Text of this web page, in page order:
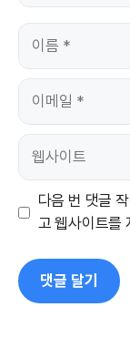
이
이
일
웹
트
다음 번 댓글
고 웹사이트를